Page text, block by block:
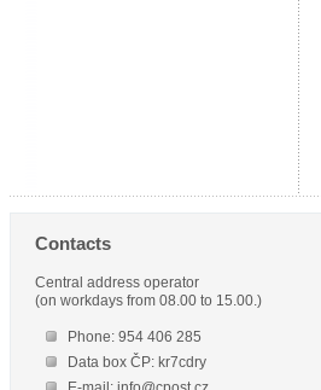
Contacts
Central address operator
(on workdays from 08.00 to 15.00.)
Phone: 954 406 285
Data box ČP: kr7cdry